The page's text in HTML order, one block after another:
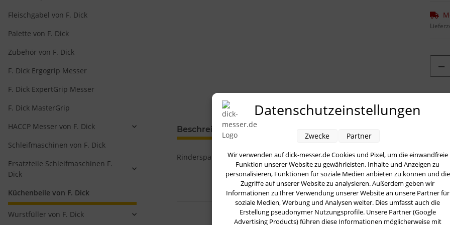
Beschreibung Bewertungen
Rinderspalter 35 cm 3,0 kg Griff genietet 46 cm von Dick
Kunden kauften dazu
Fleischgabel von F. Dick
Palette von F. Dick
Zubehör von F. Dick
F. Dick Ergogrip Messer
F. Dick ExpertGrip Messer
F. Dick MasterGrip
HACCP Messer von F. Dick
Schleifmaschinen von F. Dick
Ersatzteile Schleifmaschinen F.
Dick
Küchenbeile von F. Dick
Wurstfüller von F. Dick
Datenschutzeinstellungen
Wir verwenden auf dick-messer.de Cookies und Pixel, um die einwandfreie
Funktion unserer Website zu gewährleisten, Inhalte und Anzeigen zu
personalisieren, Funktionen für soziale Medien anbieten zu können und die
Zugriffe auf unserer Website zu analysieren. Außerdem geben wir
Informationen zu Ihrer Verwendung unserer Website an unsere Partner für
soziale Medien, Werbung und Analysen weiter. Dies umfasst auch die
Erstellung pseudonymer Nutzungsprofile. Unsere Partner (Google
Advertising Products) führen diese Informationen möglicherweise mit
Zwecke Partner